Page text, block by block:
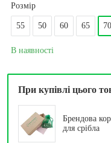
Розмір
55 50 60 65 70
В наявності
При купівлі цього
Брендова
для срібла